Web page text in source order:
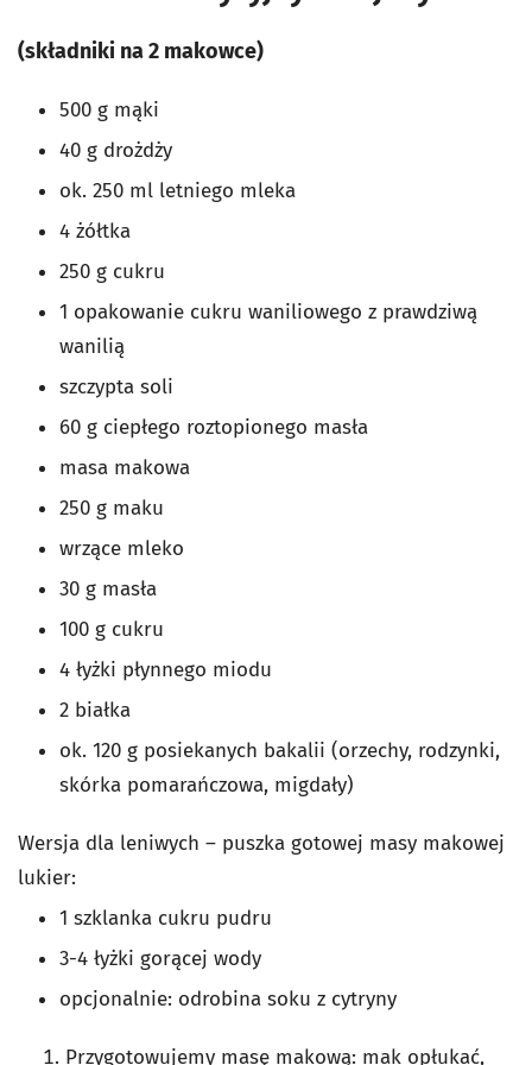
(składniki na 2 makowce)
500 g mąki
40 g drożdży
ok. 250 ml letniego mleka
4 żółtka
250 g cukru
1 opakowanie cukru waniliowego z prawdziwą
wanilią
szczypta soli
60 g ciepłego roztopionego masła
masa makowa
250 g maku
wrzące mleko
30 g masła
100 g cukru
4 łyżki płynnego miodu
2 białka
ok. 120 g posiekanych bakalii (orzechy, rodzynki,
skórka pomarańczowa, migdały)
Wersja dla leniwych – puszka gotowej masy makowej
lukier:
1 szklanka cukru pudru
3-4 łyżki gorącej wody
opcjonalnie: odrobina soku z cytryny
Przygotowujemy masę makową: mak opłukać,